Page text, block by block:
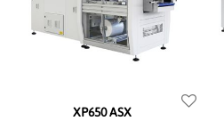
XP650 ASX